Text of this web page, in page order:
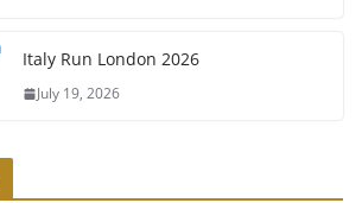
Italy Run London 2026
July 19, 2026